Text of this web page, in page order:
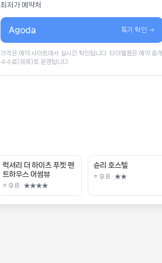
최저가 예약처
Agoda 특가 확인 →
가격은 예약 사이트에서 실시간 확인됩니다. 타이웰컴은 예약 중개
수수료(제휴)로 운영됩니다.
럭셔리 더 하이츠 푸켓 펜
트하우스 어썸뷰
⭐ 9.8 · ★★★★
슌리 호스텔
⭐ 9.8 · ★★